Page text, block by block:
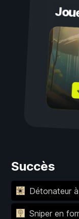
Succès
Détonateur
Sniper en